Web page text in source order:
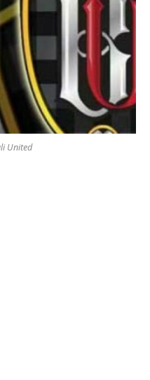
United